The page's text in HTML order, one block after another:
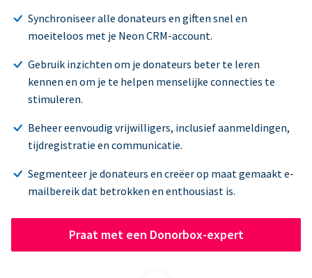
Synchroniseer alle donateurs en giften snel en
moeiteloos met je Neon CRM-account.
Gebruik inzichten om je donateurs beter te leren
kennen en om je te helpen menselijke connecties te
stimuleren.
Beheer eenvoudig vrijwilligers, inclusief aanmeldingen,
tijdregistratie en communicatie.
Segmenteer je donateurs en creëer op maat gemaakt e-
mailbereik dat betrokken en enthousiast is.
Praat met een Donorbox-expert